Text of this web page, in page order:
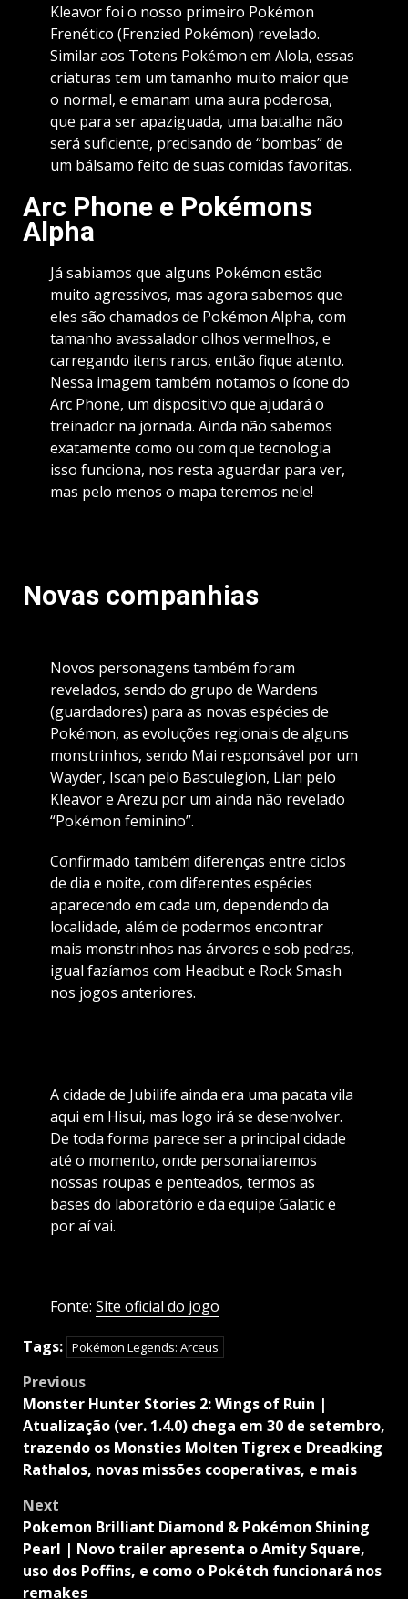
Kleavor foi o nosso primeiro Pokémon
Frenético (Frenzied Pokémon) revelado.
Similar aos Totens Pokémon em Alola, essas
criaturas tem um tamanho muito maior que
o normal, e emanam uma aura poderosa,
que para ser apaziguada, uma batalha não
será suficiente, precisando de “bombas” de
um bálsamo feito de suas comidas favoritas.
Arc Phone e Pokémons
Alpha
Já sabiamos que alguns Pokémon estão
muito agressivos, mas agora sabemos que
eles são chamados de Pokémon Alpha, com
tamanho avassalador olhos vermelhos, e
carregando itens raros, então fique atento.
Nessa imagem também notamos o ícone do
Arc Phone, um dispositivo que ajudará o
treinador na jornada. Ainda não sabemos
exatamente como ou com que tecnologia
isso funciona, nos resta aguardar para ver,
mas pelo menos o mapa teremos nele!
Novas companhias
Novos personagens também foram
revelados, sendo do grupo de Wardens
(guardadores) para as novas espécies de
Pokémon, as evoluções regionais de alguns
monstrinhos, sendo Mai responsável por um
Wayder, Iscan pelo Basculegion, Lian pelo
Kleavor e Arezu por um ainda não revelado
“Pokémon feminino”.
Confirmado também diferenças entre ciclos
de dia e noite, com diferentes espécies
aparecendo em cada um, dependendo da
localidade, além de podermos encontrar
mais monstrinhos nas árvores e sob pedras,
igual fazíamos com Headbut e Rock Smash
nos jogos anteriores.
A cidade de Jubilife ainda era uma pacata vila
aqui em Hisui, mas logo irá se desenvolver.
De toda forma parece ser a principal cidade
até o momento, onde personaliaremos
nossas roupas e penteados, termos as
bases do laboratório e da equipe Galatic e
por aí vai.
Fonte: Site oficial do jogo
Tags: Pokémon Legends: Arceus
Post
navigation
Previous
Monster Hunter Stories 2: Wings of Ruin |
Atualização (ver. 1.4.0) chega em 30 de setembro,
trazendo os Monsties Molten Tigrex e Dreadking
Rathalos, novas missões cooperativas, e mais
Next
Pokemon Brilliant Diamond & Pokémon Shining
Pearl | Novo trailer apresenta o Amity Square,
uso dos Poffins, e como o Pokétch funcionará nos
remakes